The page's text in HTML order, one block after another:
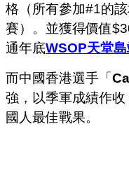
格（所有參加#1的
賽）。並獲得價值
通年底WSOP天堂
而中國香港選手「
強，以季軍成績作
國人最佳戰果。